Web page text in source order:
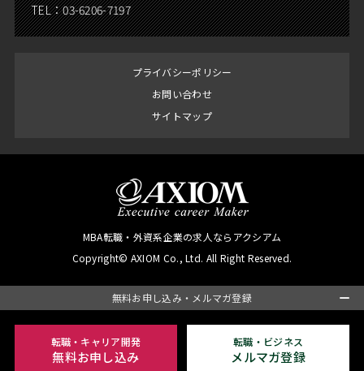
無料お申し込み・メルマガ登録
転職・キャリア開発
無料お申し込み
転職・ビジネス
メルマガ登録
TEL：03-6206-7197
プライバシーポリシー
お問い合わせ
サイトマップ
MBA転職・外資系企業の求人ならアクシアム
Copyright© AXIOM Co., Ltd. All Right Reserved.